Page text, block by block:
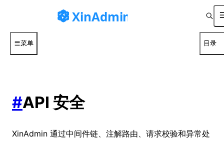
菜单 目录
#API 安全
XinAdmin 通过中间件链、注解路由、请求校验和异常处